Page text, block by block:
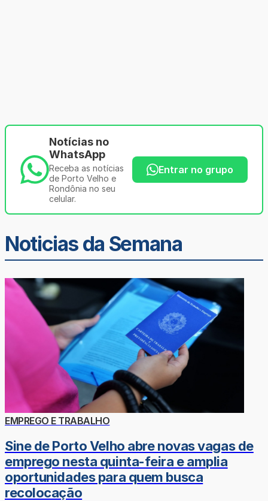
Notícias no
WhatsApp
Receba as notícias
de Porto Velho e
Rondônia no seu
celular.
Entrar no grupo
Noticias da Semana
EMPREGO E TRABALHO
Sine de Porto Velho abre novas vagas de
emprego nesta quinta-feira e amplia
oportunidades para quem busca
recolocação